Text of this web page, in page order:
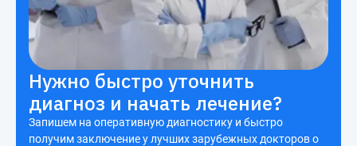
Нужно быстро уточнить
диагноз и начать лечение?
Запишем на оперативную диагностику и быстро
получим заключение у лучших зарубежных докторов о